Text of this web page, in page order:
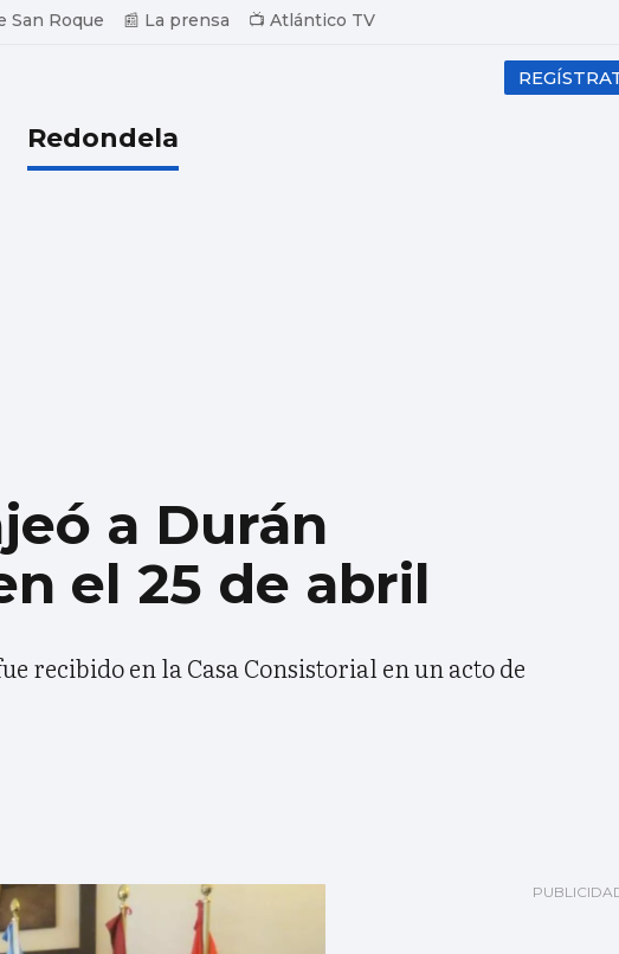
San Roque 📰 La prensa 📺 Atlántico TV
Redondela
a Durán
el 25 de abril
recibido en la Casa Consistorial en un acto de